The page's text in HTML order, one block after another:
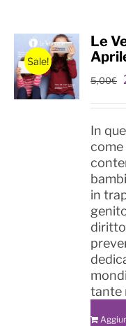
Sale!
Le
5,00€
In
come
in
tante